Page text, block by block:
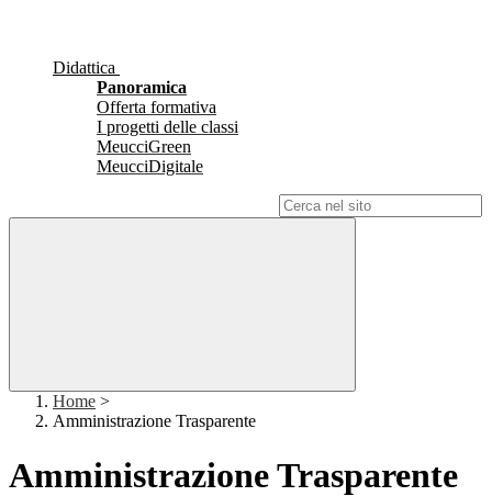
Didattica
Panoramica
Offerta formativa
I progetti delle classi
MeucciGreen
MeucciDigitale
Home >
Amministrazione Trasparente
Amministrazione Trasparente